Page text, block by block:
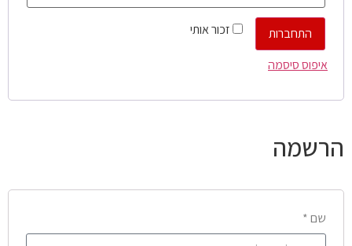
זכור אותי
התחברות
איפוס סיסמה
הרשמה
שם *